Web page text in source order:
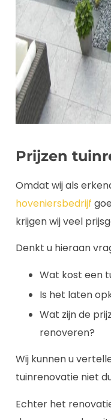
Prijzen
Omdat wij als
hoveniersbedrijf
krijgen wij veel
Denkt u hieraan
Wat kost een
Is het laten
Wat zijn de
renoveren?
Wij kunnen u
tuinrenovatie niet
Echter het